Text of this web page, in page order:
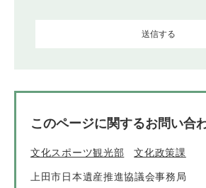
このページに関するお問い合
文化スポーツ観光部 文化政策課
上田市日本遺産推進協議会事務局